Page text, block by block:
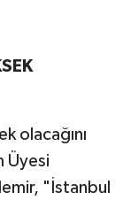
olacağını
Üyesi
"İstanbul